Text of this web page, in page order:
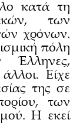
κατά τη
των
χρόνων.
πόλη
Έλληνες,
Είχε
της σε
των
Η εκεί